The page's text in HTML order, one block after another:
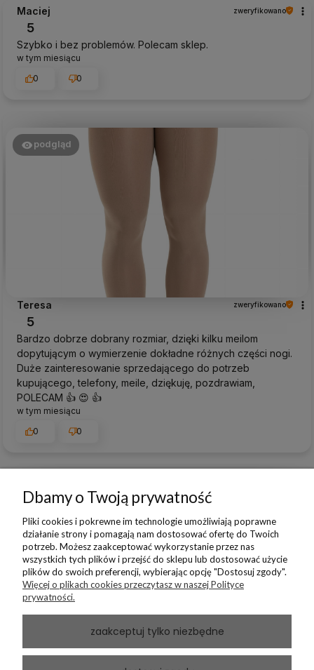
Maciej zweryfikowano
5
Szybko i bez problemów. Polecam sklep.
w tym miesiącu
0
0
podgląd
Teresa zweryfikowano
5
Bardzo dobrze dobrany rozmiar, dzięki kilku meilom
dopytującym o wymierzenie dokładne różnych części nogi.
Duże zainteresowanie sprzedającego do potrzeb
kupującego, telefony, meile, dziękuję, pozdrawiam,
POLECAM 👍️ 😍 👍️
w tym miesiącu
0
0
podgląd
Andrzej zweryfikowano
Dbamy o Twoją prywatność
Pliki cookies i pokrewne im technologie umożliwiają poprawne
działanie strony i pomagają nam dostosować ofertę do Twoich
potrzeb. Możesz zaakceptować wykorzystanie przez nas
wszystkich tych plików i przejść do sklepu lub dostosować użycie
plików do swoich preferencji, wybierając opcję "Dostosuj zgody".
Więcej o plikach cookies przeczytasz w naszej Polityce
prywatności.
zaakceptuj tylko niezbędne